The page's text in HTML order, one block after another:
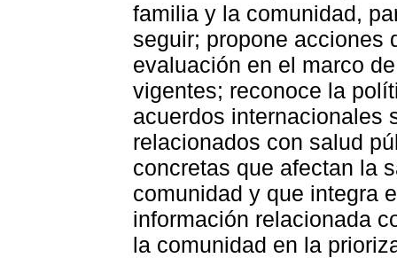
familia y la comunidad,
seguir; propone acciones
evaluación en el marco
vigentes; reconoce la
acuerdos internacionales
relacionados con salud
concretas que afectan la
comunidad y que integra
información relacionada
la comunidad en la